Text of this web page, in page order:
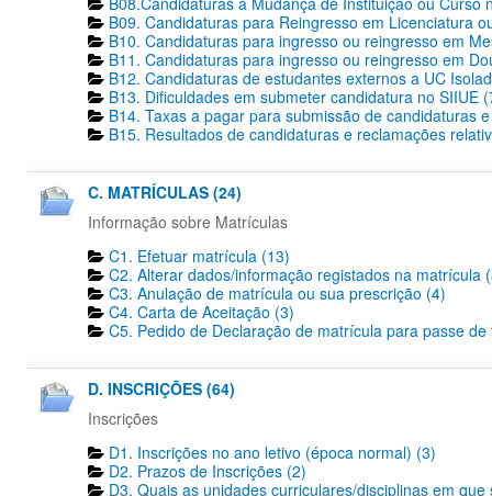
B09. Candidaturas para Reingresso em Licenciatura
B10. Candidaturas para ingresso ou reingresso em
B11. Candidaturas para ingresso ou reingresso em
B12. Candidaturas de estudantes externos a UC
B13. Dificuldades em submeter candidatura no SIIUE
B14. Taxas a pagar para submissão de candidaturas
B15. Resultados de candidaturas e reclamações
C. MATRÍCULAS (24)
Informação sobre Matrículas
C1. Efetuar matrícula (13)
C2. Alterar dados/informação registados na matrícula
C3. Anulação de matrícula ou sua prescrição (4)
C4. Carta de Aceitação (3)
C5. Pedido de Declaração de matrícula para passe
D. INSCRIÇÕES (64)
Inscrições
D1. Inscrições no ano letivo (época normal) (3)
D2. Prazos de Inscrições (2)
D3. Quais as unidades curriculares/disciplinas em